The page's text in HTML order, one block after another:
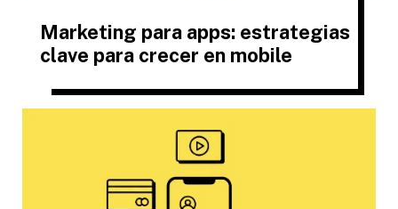
Marketing para apps: estrategias
clave para crecer en mobile